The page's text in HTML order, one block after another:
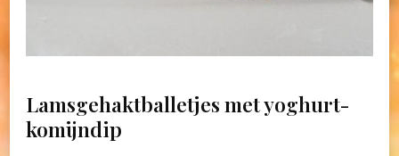
Lamsgehaktballetjes met yoghurt-
komijndip